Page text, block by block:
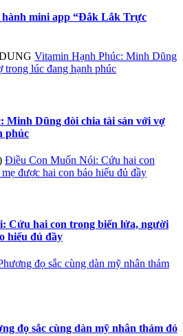
mini app “Đắk Lắk Trực
Vitamin Hạnh Phúc: Minh Dũng
trong lúc đang hạnh phúc
Minh Dũng đòi chia tài sản với vợ
phúc
Điều Con Muốn Nói: Cứu hai con
được hai con báo hiếu đủ đầy
Cứu hai con trong biển lửa, người
hiếu đủ đầy
đọ sắc cùng dàn mỹ nhân thảm
đọ sắc cùng dàn mỹ nhân thảm đỏ